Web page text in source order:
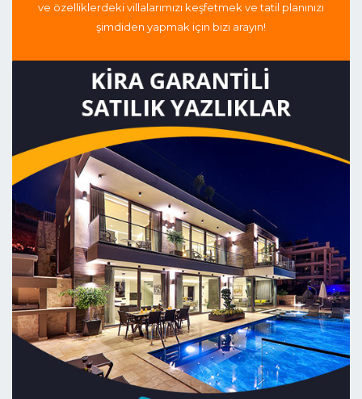
ve özelliklerdeki villalarımızı keşfetmek ve tatil planınızı
şimdiden yapmak için bizi arayın!